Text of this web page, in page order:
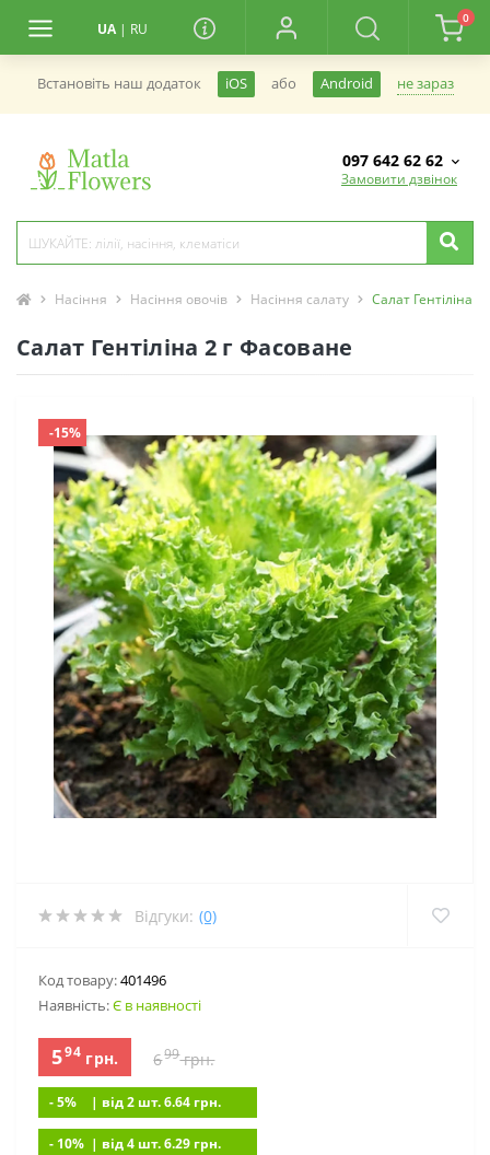
UA | RU
0
Встановiть наш додаток iOS або Android не зараз
097 642 62 62
Замовити дзвінок
Насіння Насіння овочів Насіння салату Салат Гентіліна
Салат Гентіліна 2 г Фасоване
-15%
Відгуки: (0)
Код товару:401496
Наявність:Є в наявності
594грн. 699грн.
- 5% | вiд 2 шт. 6.64 грн.
- 10% | вiд 4 шт. 6.29 грн.